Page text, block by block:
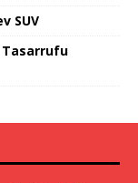
SUV
Tasarrufu